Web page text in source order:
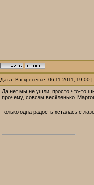
Дата: Воскресенье, 06.11.2011,
Да нет мы не ушли, просто что-то
прочему, совсем весёленько.
только одна радость осталась с